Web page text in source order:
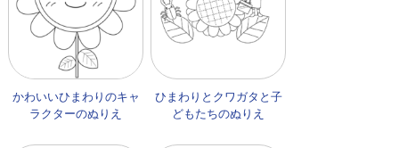
かわいいひまわりのキャ
ラクターのぬりえ
ひまわりとクワガタと子
どもたちのぬりえ